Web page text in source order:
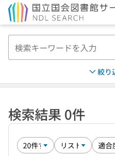
絞り
検索結果 0件